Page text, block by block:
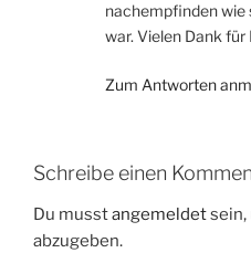
nachempfinden wie
war. Vielen Dank
Zum Antworten
Schreibe einen
Du musstangemeldet
abzugeben.